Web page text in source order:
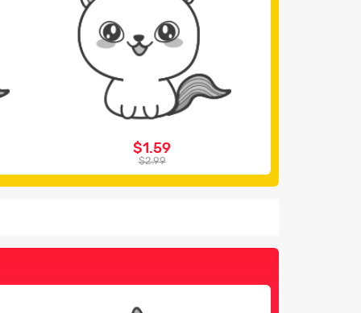
$1.59
$2.99